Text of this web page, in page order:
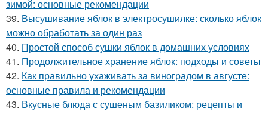
зимой: основные рекомендации
39. Высушивание яблок в электросушилке: сколько яблок
можно обработать за один раз
40. Простой способ сушки яблок в домашних условиях
41. Продолжительное хранение яблок: подходы и советы
42. Как правильно ухаживать за виноградом в августе:
основные правила и рекомендации
43. Вкусные блюда с сушеным базиликом: рецепты и